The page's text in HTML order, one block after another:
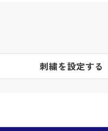
刺繍を設定する